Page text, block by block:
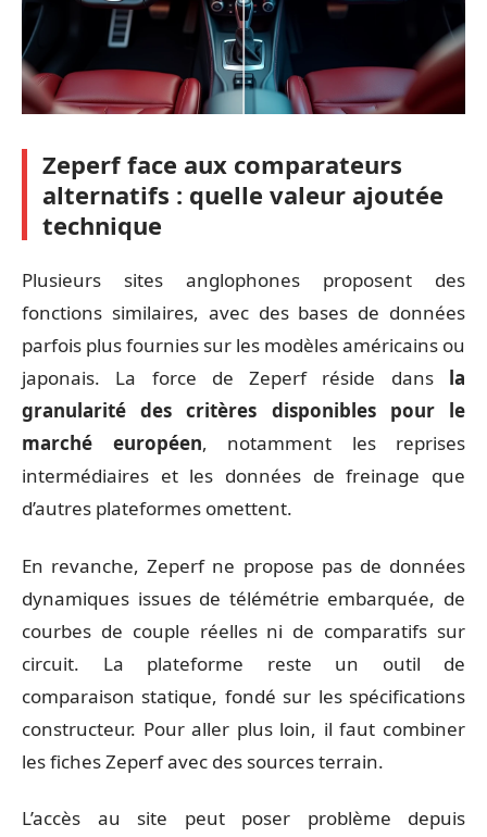
Zeperf face aux comparateurs
alternatifs : quelle valeur ajoutée
technique
Plusieurs sites anglophones proposent des
fonctions similaires, avec des bases de données
parfois plus fournies sur les modèles américains ou
japonais. La force de Zeperf réside dans la
granularité des critères disponibles pour le
marché européen, notamment les reprises
intermédiaires et les données de freinage que
d’autres plateformes omettent.
En revanche, Zeperf ne propose pas de données
dynamiques issues de télémétrie embarquée, de
courbes de couple réelles ni de comparatifs sur
circuit. La plateforme reste un outil de
comparaison statique, fondé sur les spécifications
constructeur. Pour aller plus loin, il faut combiner
les fiches Zeperf avec des sources terrain.
L’accès au site peut poser problème depuis